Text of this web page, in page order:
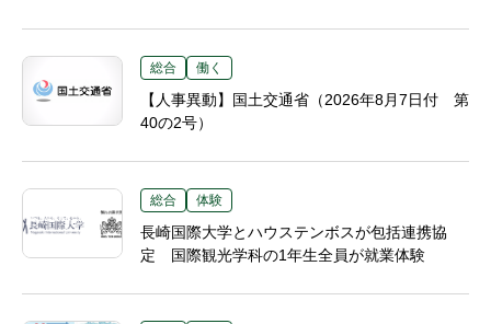
総合 働く
【人事異動】国土交通省（2026年8月7日付 第
40の2号）
総合 体験
長崎国際大学とハウステンボスが包括連携協
定 国際観光学科の1年生全員が就業体験